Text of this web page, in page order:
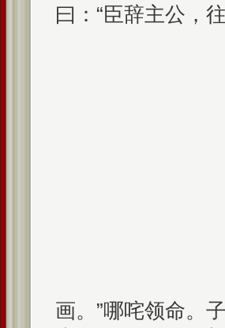
曰：“臣辞主公，
画。”哪咤领命。